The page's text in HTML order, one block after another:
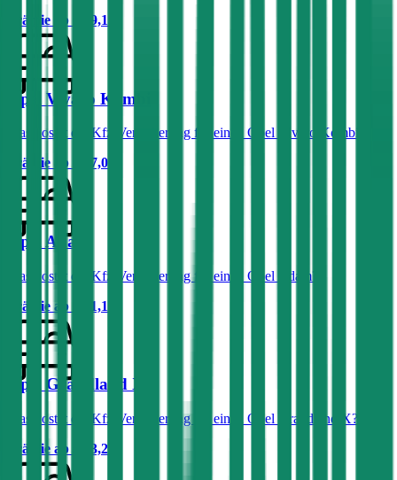
Prämie ab
€ 49,15
Opel Vivaro Kombi
Was kostet die Kfz-Versicherung für einen Opel Vivaro Kombi?
Prämie ab
€ 47,07
Opel Adam
Was kostet die Kfz-Versicherung für einen Opel Adam?
Prämie ab
€ 41,15
Opel Grandland X
Was kostet die Kfz-Versicherung für einen Opel Grandland X?
Prämie ab
€ 53,21